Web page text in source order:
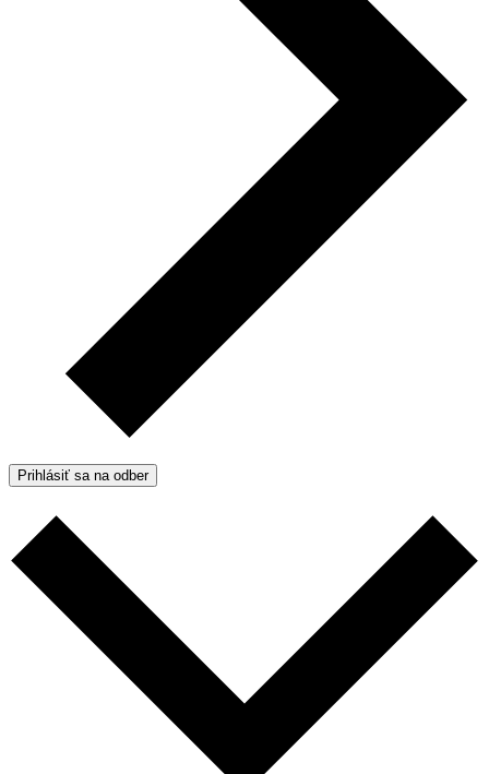
Prihlásiť sa na odber